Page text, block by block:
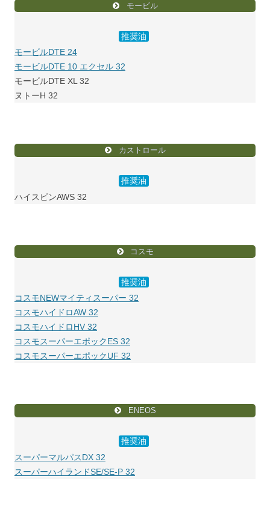
モービル
推奨油
モービルDTE 24
モービルDTE 10 エクセル 32
モービルDTE XL 32
ヌトーH 32
カストロール
推奨油
ハイスピンAWS 32
コスモ
推奨油
コスモNEWマイティスーパー 32
コスモハイドロAW 32
コスモハイドロHV 32
コスモスーパーエポックES 32
コスモスーパーエポックUF 32
ENEOS
推奨油
スーパーマルパスDX 32
スーパーハイランドSE/SE-P 32